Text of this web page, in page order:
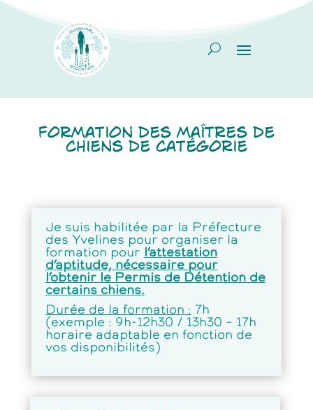
Formation des maîtres de
chiens de catégorie
Je suis habilitée par la Préfecture
des Yvelines pour organiser la
formation pour l’attestation
d’aptitude, nécessaire pour
l’obtenir le Permis de Détention de
certains chiens.
Durée de la formation : 7h
(exemple : 9h-12h30 / 13h30 – 17h
horaire adaptable en fonction de
vos disponibilités)